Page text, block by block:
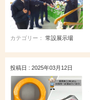
カテゴリー： 常設展示場
投稿日 : 2025年03月12日